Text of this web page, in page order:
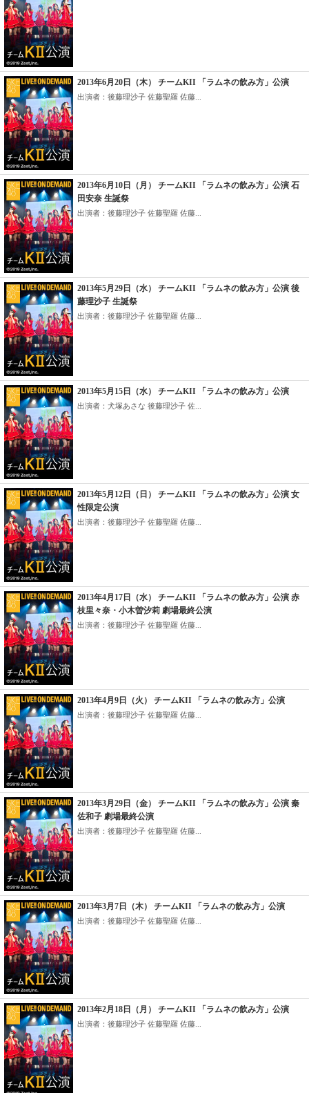
2013年6月20日（木） チームKII 「ラムネの飲み方」公演
出演者：後藤理沙子 佐藤聖羅 佐藤...
2013年6月10日（月） チームKII 「ラムネの飲み方」公演 石
田安奈 生誕祭
出演者：後藤理沙子 佐藤聖羅 佐藤...
2013年5月29日（水） チームKII 「ラムネの飲み方」公演 後
藤理沙子 生誕祭
出演者：後藤理沙子 佐藤聖羅 佐藤...
2013年5月15日（水） チームKII 「ラムネの飲み方」公演
出演者：犬塚あさな 後藤理沙子 佐...
2013年5月12日（日） チームKII 「ラムネの飲み方」公演 女
性限定公演
出演者：後藤理沙子 佐藤聖羅 佐藤...
2013年4月17日（水） チームKII 「ラムネの飲み方」公演 赤
枝里々奈・小木曽汐莉 劇場最終公演
出演者：後藤理沙子 佐藤聖羅 佐藤...
2013年4月9日（火） チームKII 「ラムネの飲み方」公演
出演者：後藤理沙子 佐藤聖羅 佐藤...
2013年3月29日（金） チームKII 「ラムネの飲み方」公演 秦
佐和子 劇場最終公演
出演者：後藤理沙子 佐藤聖羅 佐藤...
2013年3月7日（木） チームKII 「ラムネの飲み方」公演
出演者：後藤理沙子 佐藤聖羅 佐藤...
2013年2月18日（月） チームKII 「ラムネの飲み方」公演
出演者：後藤理沙子 佐藤聖羅 佐藤...